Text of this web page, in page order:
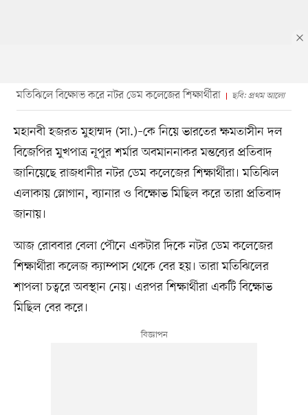
মতিঝিলে বিক্ষোভ করে নটর ডেম কলেজের শিক্ষার্থীরা ছবি: প্রথম আলো
মহানবী হজরত মুহাম্মদ (সা.)–কে নিয়ে ভারতের ক্ষমতাসীন দল
বিজেপির মুখপাত্র নূপুর শর্মার অবমাননাকর মন্তব্যের প্রতিবাদ
জানিয়েছে রাজধানীর নটর ডেম কলেজের শিক্ষার্থীরা। মতিঝিল
এলাকায় স্লোগান, ব্যানার ও বিক্ষোভ মিছিল করে তারা প্রতিবাদ
জানায়।
আজ রোববার বেলা পৌনে একটার দিকে নটর ডেম কলেজের
শিক্ষার্থীরা কলেজ ক্যাম্পাস থেকে বের হয়। তারা মতিঝিলের
শাপলা চত্বরে অবস্থান নেয়। এরপর শিক্ষার্থীরা একটি বিক্ষোভ
মিছিল বের করে।